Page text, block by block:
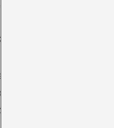
(PP)
la cultura debe
para que la
generar mucha